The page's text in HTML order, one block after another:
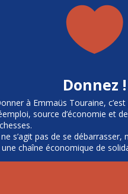

Donnez !
à Emmaüs Touraine,
source d’économie et
s’agit pas de se débarrasser,
une chaîne économique de